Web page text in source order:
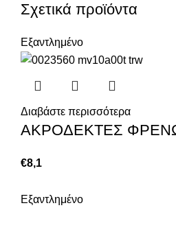
Σχετικά προϊόντα
Εξαντλημένο
Διαβάστε περισσότερα
ΑΚΡΟΔΕΚΤΕΣ
€8,1
Εξαντλημένο